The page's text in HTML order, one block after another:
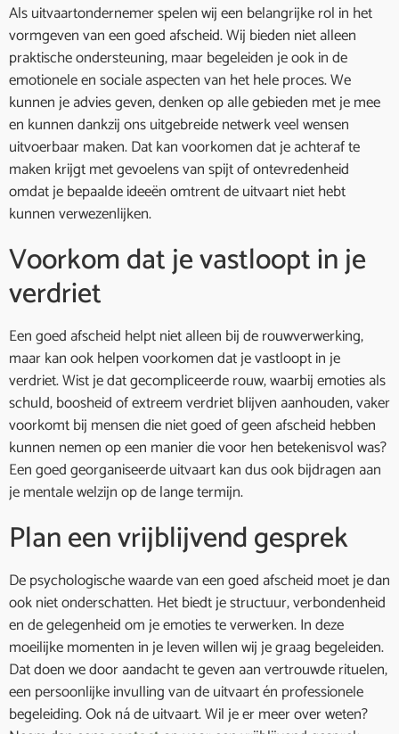
Als uitvaartondernemer spelen wij een belangrijke rol in het
vormgeven van een goed afscheid. Wij bieden niet alleen
praktische ondersteuning, maar begeleiden je ook in de
emotionele en sociale aspecten van het hele proces. We
kunnen je advies geven, denken op alle gebieden met je mee
en kunnen dankzij ons uitgebreide netwerk veel wensen
uitvoerbaar maken. Dat kan voorkomen dat je achteraf te
maken krijgt met gevoelens van spijt of ontevredenheid
omdat je bepaalde ideeën omtrent de uitvaart niet hebt
kunnen verwezenlijken.
Voorkom dat je vastloopt in je
verdriet
Een goed afscheid helpt niet alleen bij de rouwverwerking,
maar kan ook helpen voorkomen dat je vastloopt in je
verdriet. Wist je dat gecompliceerde rouw, waarbij emoties als
schuld, boosheid of extreem verdriet blijven aanhouden, vaker
voorkomt bij mensen die niet goed of geen afscheid hebben
kunnen nemen op een manier die voor hen betekenisvol was?
Een goed georganiseerde uitvaart kan dus ook bijdragen aan
je mentale welzijn op de lange termijn.
Plan een vrijblijvend gesprek
De psychologische waarde van een goed afscheid moet je dan
ook niet onderschatten. Het biedt je structuur, verbondenheid
en de gelegenheid om je emoties te verwerken. In deze
moeilijke momenten in je leven willen wij je graag begeleiden.
Dat doen we door aandacht te geven aan vertrouwde rituelen,
een persoonlijke invulling van de uitvaart én professionele
begeleiding. Ook ná de uitvaart. Wil je er meer over weten?